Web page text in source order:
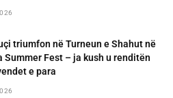
triumfon në Turneun e Shahut në
Summer Fest – ja kush u renditën
e para